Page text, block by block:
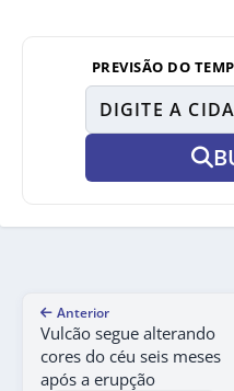
PREVISÃO DO
Anterior
Vulcão segue alterando
cores do céu seis meses
após a erupção